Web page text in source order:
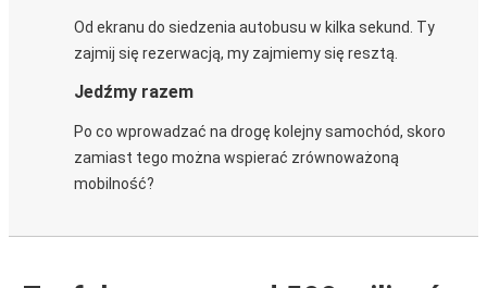
Od ekranu do siedzenia autobusu w kilka sekund. Ty
zajmij się rezerwacją, my zajmiemy się resztą.
Jedźmy razem
Po co wprowadzać na drogę kolejny samochód, skoro
zamiast tego można wspierać zrównoważoną
mobilność?